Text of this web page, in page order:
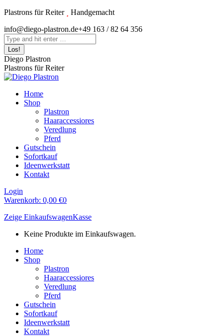
Zum
springen
Plastrons für Reiter
Handgemacht
Instagram
page
opens
in
new
window
info@diego-plastron.de+49 163 / 82 64 356
Search:
Diego Plastron
Plastrons für Reiter
Home
Shop
Plastron
Haaraccessiores
Veredlung
Pferd
Gutschein
Sofortkauf
Ideenwerkstatt
Kontakt
Login
Warenkorb: 0,00 €0
Zeige EinkaufswagenKasse
Keine Produkte im Einkaufswagen.
Home
Shop
Plastron
Haaraccessiores
Veredlung
Pferd
Gutschein
Sofortkauf
Ideenwerkstatt
Kontakt